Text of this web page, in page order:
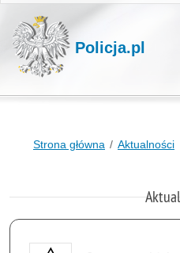
Policja.pl
Strona główna Aktualności